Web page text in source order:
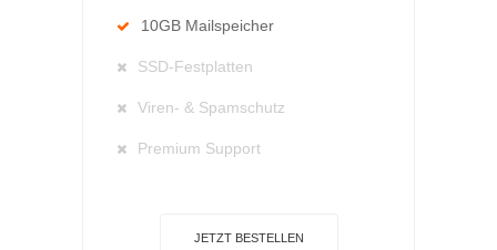
10GB Mailspeicher
SSD-Festplatten
Viren- & Spamschutz
Premium Support
JETZT BESTELLEN